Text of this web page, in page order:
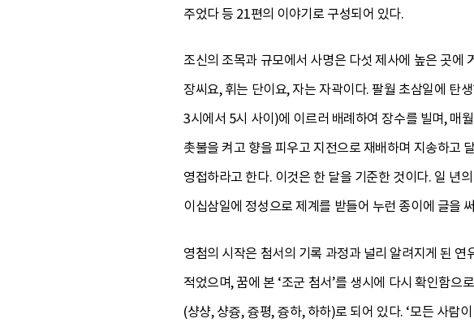
주었다 등 21편의 이야기로 구성되어 있다.
조신의 조목과 규모에서 사명은 다섯 제사에 높은 곳에
장씨요, 휘는 단이요, 자는 자곽이다. 팔월 초삼일에 탄
3시에서 5시 사이)에 이르러 배례하여 장수를 빌며, 매
촛불을 켜고 향을 피우고 지전으로 재배하며 지송하고
영접하라고 한다. 이것은 한 달을 기준한 것이다. 일 년
이십삼일에 정성으로 제계를 받들어 누런 종이에 글을
영첨의 시작은 첨서의 기록 과정과 널리 알려지게 된
적었으며, 꿈에 본 ‘조군 첨서’를 생시에 다시 확인함
(샹샹, 샹즁, 즁평, 즁하, 하하)로 되어 있다. ‘모든 사람